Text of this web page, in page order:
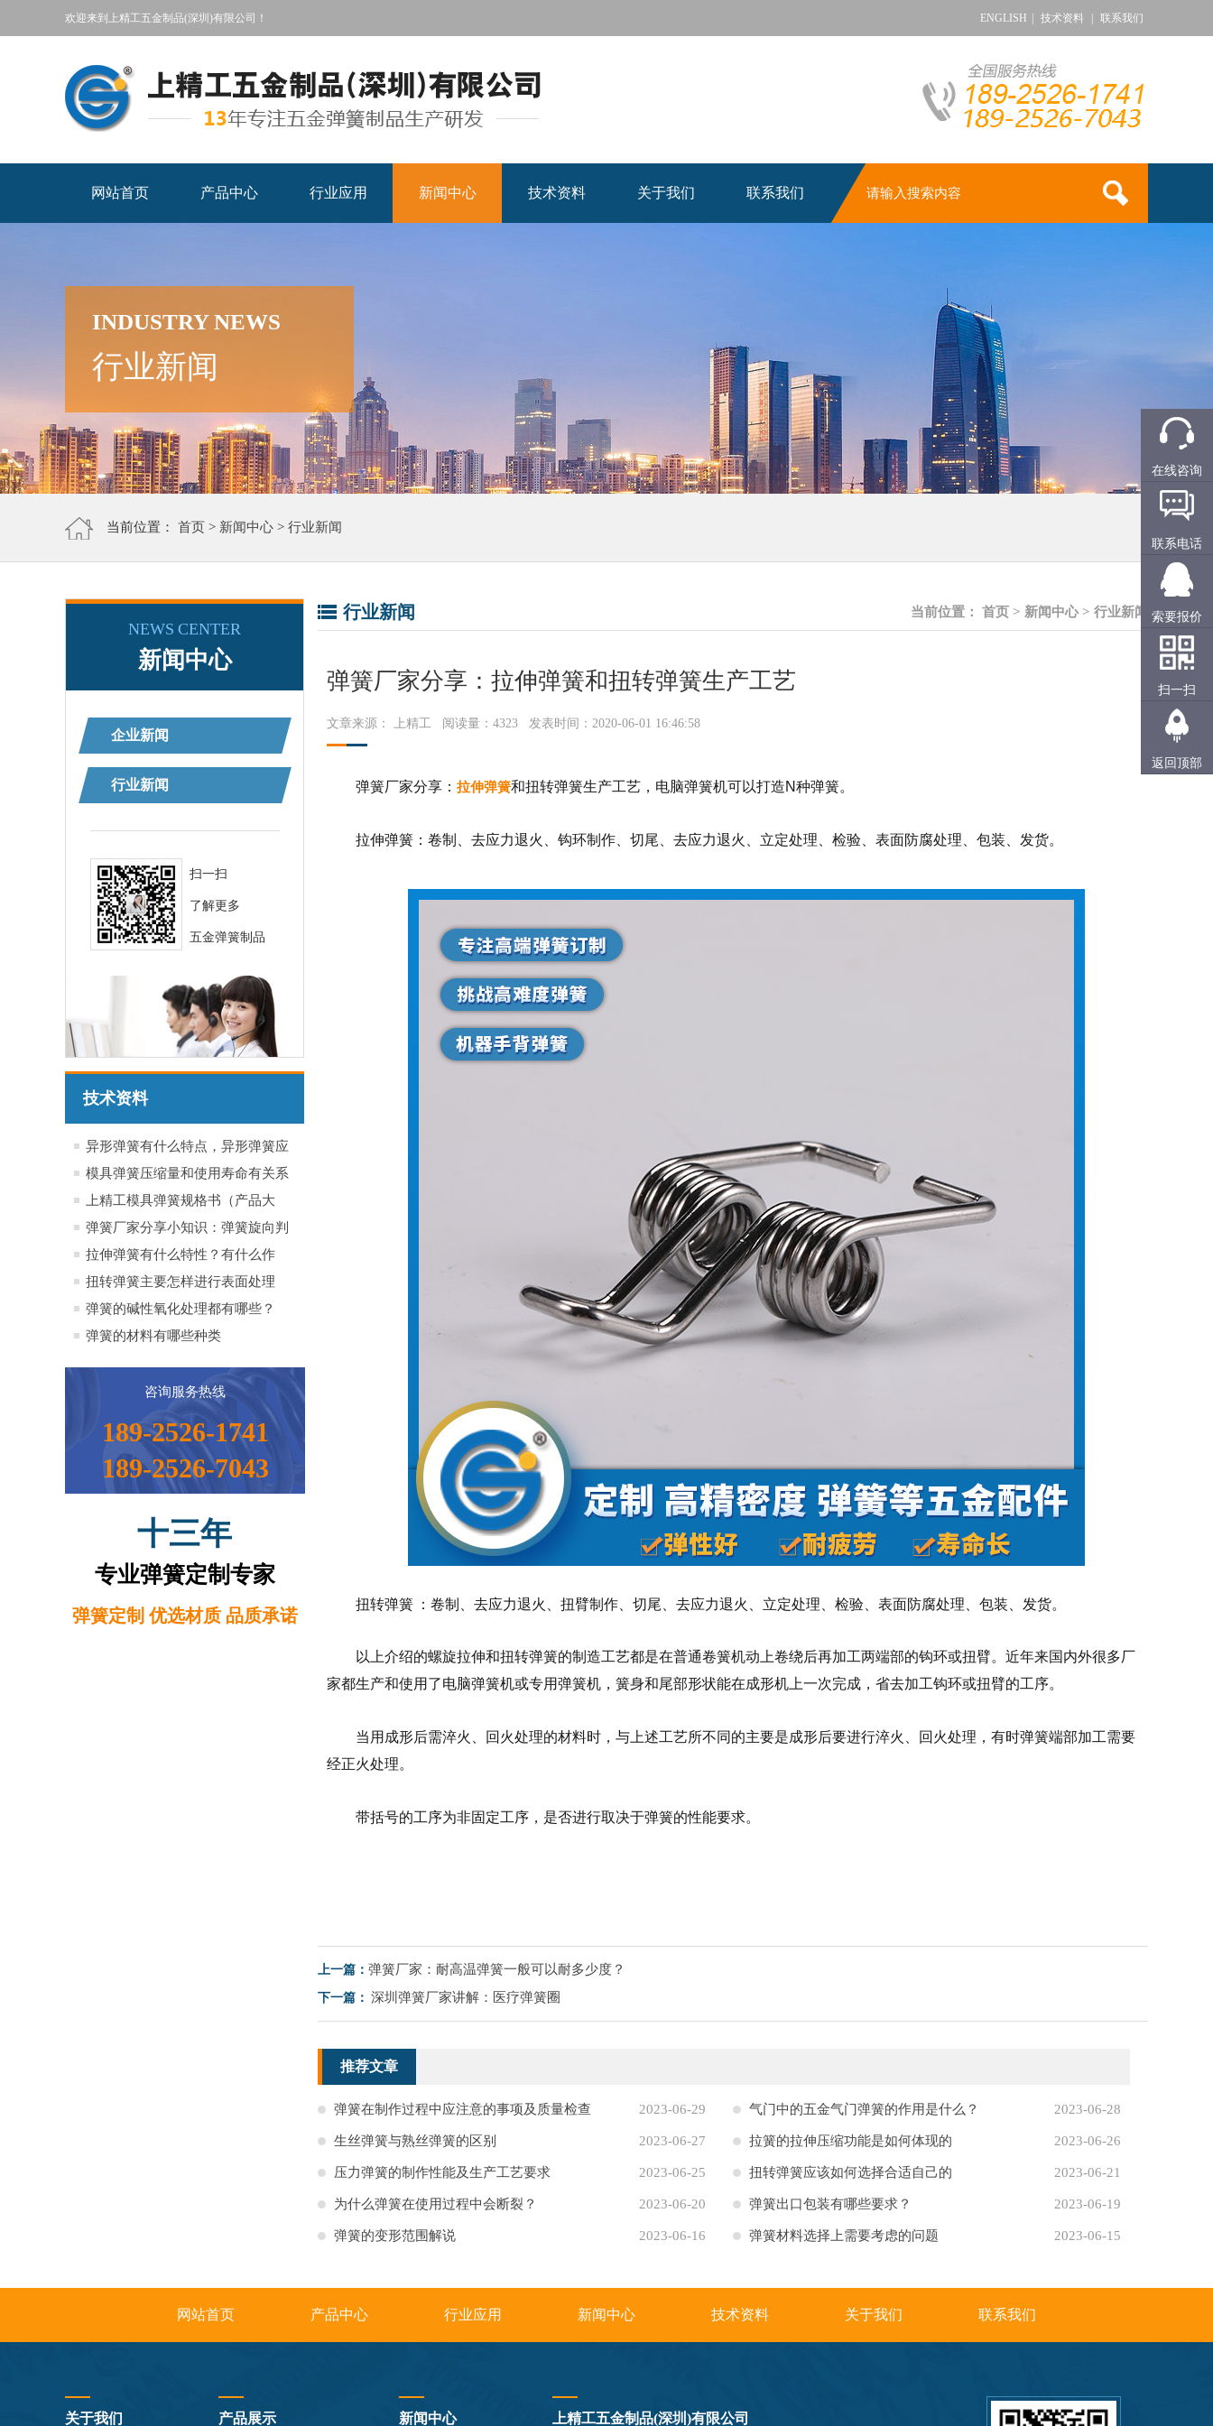
欢迎来到上精工五金制品(深圳)有限公司！ ENGLISH 技术资料 联系我们
网站首页 产品中心 行业应用 新闻中心 技术资料 关于我们 联系我们
INDUSTRY NEWS
行业新闻
当前位置： 首页 > 新闻中心 > 行业新闻
NEWS CENTER
新闻中心
企业新闻
行业新闻
扫一扫
了解更多
五金弹簧制品
技术资料
异形弹簧有什么特点，异形弹簧应
用于哪些行业产品
模具弹簧压缩量和使用寿命有关系
吗？
上精工模具弹簧规格书（产品大
全）
弹簧厂家分享小知识：弹簧旋向判
定方法小知识
拉伸弹簧有什么特性？有什么作
用？
扭转弹簧主要怎样进行表面处理
弹簧的碱性氧化处理都有哪些？
弹簧的材料有哪些种类
咨询服务热线
189-2526-1741
189-2526-7043
十三年
专业弹簧定制专家
弹簧定制 优选材质 品质承诺
当前位置： 首页 > 新闻中心 > 行业新闻
行业新闻
弹簧厂家分享：拉伸弹簧和扭转弹簧生产工艺
文章来源： 上精工 阅读量：4323 发表时间：2020-06-01 16:46:58
弹簧厂家分享： 拉伸弹簧和扭转弹簧生产工艺，电脑弹簧机可以打造N种弹簧。
拉伸弹簧：卷制、去应力退火、钩环制作、切尾、去应力退火、立定处理、检验、表面防腐处理、包装、发货。
扭转弹簧 ：卷制、去应力退火、扭臂制作、切尾、去应力退火、立定处理、检验、表面防腐处理、包装、发货。
以上介绍的螺旋拉伸和扭转弹簧的制造工艺都是在普通卷簧机动上卷绕后再加工两端部的钩环或扭臂。近年来国内外很多厂
家都生产和使用了电脑弹簧机或专用弹簧机，簧身和尾部形状能在成形机上一次完成，省去加工钩环或扭臂的工序。
当用成形后需淬火、回火处理的材料时，与上述工艺所不同的主要是成形后要进行淬火、回火处理，有时弹簧端部加工需要
经正火处理。
带括号的工序为非固定工序，是否进行取决于弹簧的性能要求。
上一篇： 弹簧厂家：耐高温弹簧一般可以耐多少度？
下一篇： 深圳弹簧厂家讲解：医疗弹簧圈
推荐文章
2023-06-29
弹簧在制作过程中应注意的事项及质量检查 2023-06-28
气门中的五金气门弹簧的作用是什么？
2023-06-27
生丝弹簧与熟丝弹簧的区别 2023-06-26
拉簧的拉伸压缩功能是如何体现的
2023-06-25
压力弹簧的制作性能及生产工艺要求 2023-06-21
扭转弹簧应该如何选择合适自己的
2023-06-20
为什么弹簧在使用过程中会断裂？ 2023-06-19
弹簧出口包装有哪些要求？
2023-06-16
弹簧的变形范围解说 2023-06-15
弹簧材料选择上需要考虑的问题
网站首页 产品中心 行业应用 新闻中心 技术资料 关于我们 联系我们
关于我们 产品展示 新闻中心 上精工五金制品(深圳)有限公司
在线咨询
联系电话
索要报价
扫一扫
返回顶部